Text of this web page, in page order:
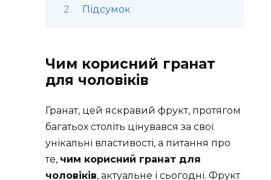
Підсумок
Чим корисний гранат
для чоловіків
Гранат, цей яскравий фрукт, протягом
багатьох століть цінувався за свої
унікальні властивості, а питання про
те, чим корисний гранат для
чоловіків, актуальне і сьогодні. Фрукт